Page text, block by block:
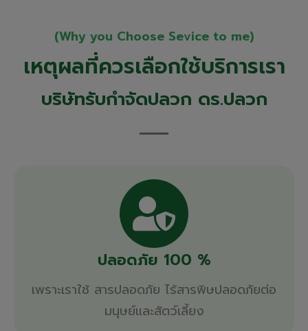
(Why you Choose Sevice to me)
เหตุผลที่ควรเลือกใช้บริการเรา
บริษัทรับกำจัดปลวก ดร.ปลวก
ปลอดภัย 100 %
เพราะเราใช้ สารปลอดภัย ไร้สารพิษปลอดภัยต่อ
มนุษย์และสัตว์เลี้ยง